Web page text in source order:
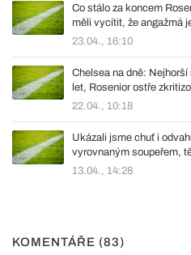
Co stálo za koncem
měli vycítit, že angažmá
23.04., 16:10
Chelsea na dně:
let, Rosenior ostře
22.04., 10:18
Ukázali jsme chuť i
vyrovnaným soupeřem,
13.04., 14:28
KOMENTÁŘE (83)